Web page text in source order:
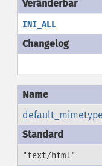
INI_ALL
default_mimetype
"text/html"